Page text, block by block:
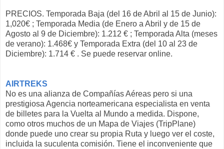
PRECIOS. Temporada Baja (del 16 de Abril al 15 de Junio):
1,020€ ; Temporada Media (de Enero a Abril y de 15 de
Agosto al 9 de Diciembre): 1.212 € ; Temporada Alta (meses
de verano): 1.468€ y Temporada Extra (del 10 al 23 de
Diciembre): 1.714 € . Se puede reservar online.
AIRTREKS
No es una alianza de Compañías Aéreas pero si una
prestigiosa Agencia norteamericana especialista en venta
de billetes para la Vuelta al Mundo a medida. Dispone,
como otros muchos de un Mapa de Viajes (TripPlane)
donde puede uno crear su propia Ruta y luego ver el coste,
incluida la suculenta comisión. Tiene el inconveniente que